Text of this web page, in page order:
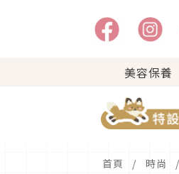
美容保養
首頁 時尚